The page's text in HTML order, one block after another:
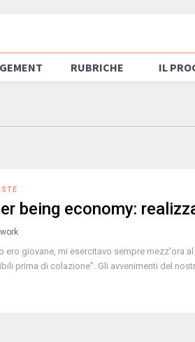
RUBRICHE IL
being economy:
ero giovane, mi esercitavo sempre mezz'ora
prima di colazione”. Gli avvenimenti del